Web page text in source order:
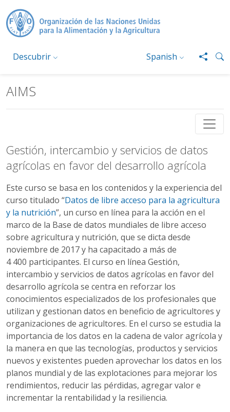
Descubrir Spanish
AIMS
Gestión, intercambio y servicios de datos
agrícolas en favor del desarrollo agrícola
Este curso se basa en los contenidos y la experiencia del
curso titulado “Datos de libre acceso para la agricultura
y la nutrición”, un curso en línea para la acción en el
marco de la Base de datos mundiales de libre acceso
sobre agricultura y nutrición, que se dicta desde
noviembre de 2017 y ha capacitado a más de
4 400 participantes. El curso en línea Gestión,
intercambio y servicios de datos agrícolas en favor del
desarrollo agrícola se centra en reforzar los
conocimientos especializados de los profesionales que
utilizan y gestionan datos en beneficio de agricultores y
organizaciones de agricultores. En el curso se estudia la
importancia de los datos en la cadena de valor agrícola y
la manera en que las tecnologías, productos y servicios
nuevos y existentes pueden aprovechar los datos en los
planos mundial y de las explotaciones para mejorar los
rendimientos, reducir las pérdidas, agregar valor e
incrementar la rentabilidad y la resiliencia.